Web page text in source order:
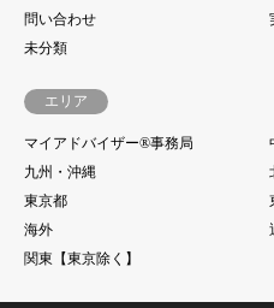
問い合わせ
未分類
エリア
マイアドバイザー®事務局
九州・沖縄
東京都
海外
関東【東京除く】